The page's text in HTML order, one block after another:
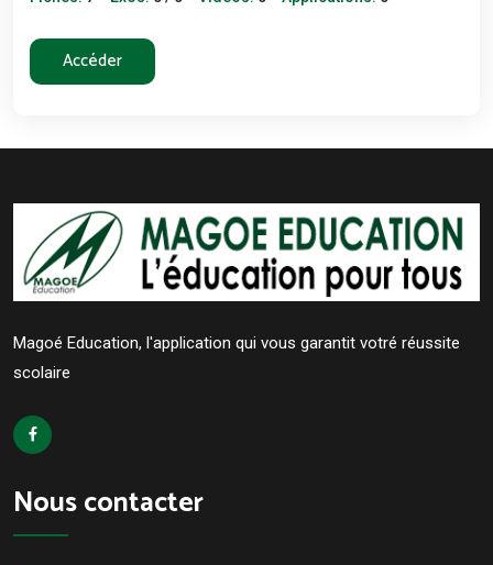
Accéder
Magoé Education, l'application qui vous garantit votré réussite
scolaire
Nous contacter